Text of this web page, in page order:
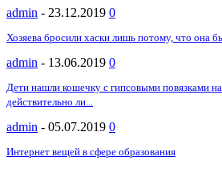
admin - 23.12.2019 0
Хозяева бросили хаски лишь потому, что она
admin - 13.06.2019 0
Дети нашли кошечку с гипсовыми повязками на
действительно ли...
admin - 05.07.2019 0
Интернет вещей в сфере образования